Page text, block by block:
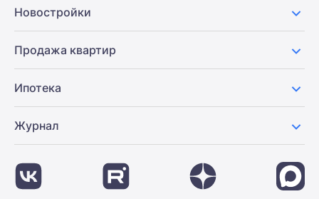
Новостройки
Продажа квартир
Ипотека
Журнал